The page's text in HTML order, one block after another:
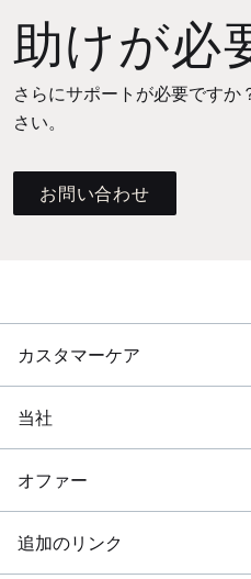
助けが必
さらにサポートが必要ですか
さい。
お問い合わせ
カスタマーケア
当社
オファー
追加のリンク